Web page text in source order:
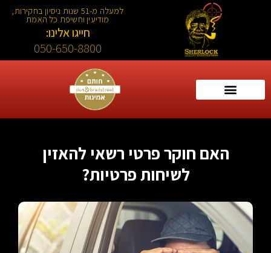
למעלה מ-51 שנות ניסיון בחקירות,
מודיעין וחשיפת כל האמת
חייגו אלינו:
050-650-8800
האם חוקר פרטי רשאי להאזין
לשיחות פרטיות?